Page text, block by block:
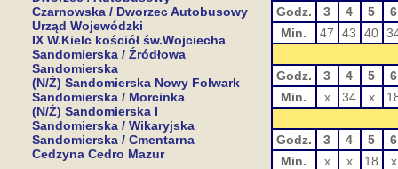
Czarnowska / Dworzec Autobusowy
Urząd Wojewódzki
IX W.Kielc kościół św.Wojciecha
Sandomierska / Źródłowa
Sandomierska
(N/Ż) Sandomierska Nowy Folwark
Sandomierska / Morcinka
(N/Ż) Sandomierska I
Sandomierska / Wikaryjska
Sandomierska / Cmentarna
Cedzyna Cedro Mazur
Godz. 3 4 5
6
Min.
47 43 40
Godz. 3 4 5
6
Min.
x 34 x
Godz. 3 4 5
6
Min.
x x 18
x